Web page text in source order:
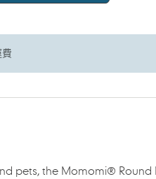
pets, the Momomi® Round